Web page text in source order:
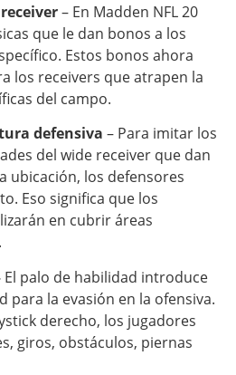
– En Madden NFL 20
que le dan bonos a los
Estos bonos ahora
los receivers que atrapen la
del campo.
defensiva – Para imitar los
del wide receiver que dan
ubicación, los defensores
Eso significa que los
en cubrir áreas
El palo de habilidad introduce
para la evasión en la ofensiva.
derecho, los jugadores
giros, obstáculos, piernas